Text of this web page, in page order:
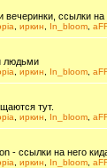
вечеринки, ссылки
иркин In_bloom
людьми
иркин In_bloom
тут.
иркин In_bloom
- ссылки на него
иркин In_bloom